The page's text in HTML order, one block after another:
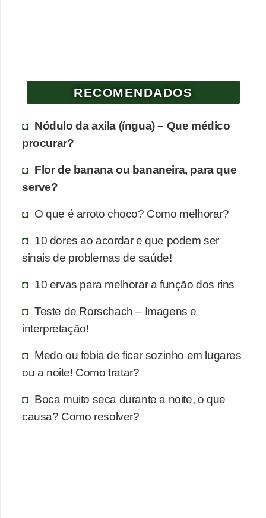
RECOMENDADOS
Nódulo da axila (íngua) – Que médico
procurar?
Flor de banana ou bananeira, para que
serve?
O que é arroto choco? Como melhorar?
10 dores ao acordar e que podem ser
sinais de problemas de saúde!
10 ervas para melhorar a função dos rins
Teste de Rorschach – Imagens e
interpretação!
Medo ou fobia de ficar sozinho em lugares
ou a noite! Como tratar?
Boca muito seca durante a noite, o que
causa? Como resolver?
s
m
d
c
i
n
i
s
S
e